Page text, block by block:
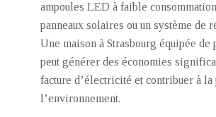
ampoules LED à faible
panneaux solaires ou un système de
Une maison à Strasbourg équipée de
peut générer des économies
facture d’électricité et contribuer à la
l’environnement.